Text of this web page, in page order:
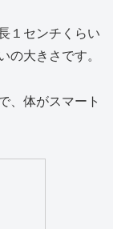
１センチくらい
の大きさです。
、体がスマート